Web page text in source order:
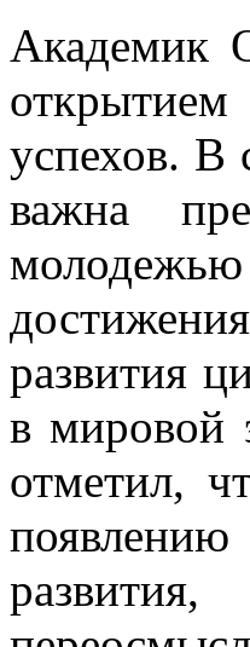
Академик
успехов. В
важна
развития
в мировой
отметил,